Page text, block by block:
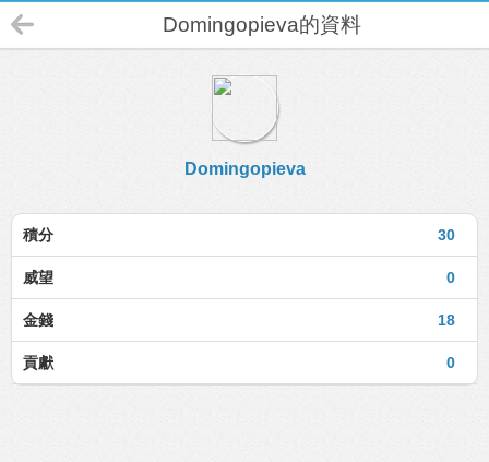
Domingopieva的資料
Domingopieva
30
積分
0
威望
18
金錢
0
貢獻